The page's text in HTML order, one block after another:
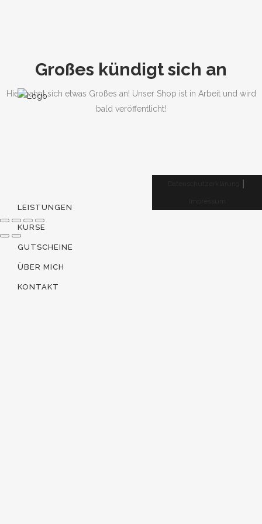
LEISTUNGEN
KURSE
GUTSCHEINE
ÜBER MICH
KONTAKT
Großes kündigt sich an
Hier bahnt sich etwas Großes an! Unser Shop ist in Arbeit und wird
bald veröffentlicht!